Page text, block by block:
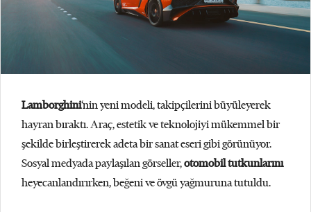
Lamborghini‘nin yeni modeli, takipçilerini büyüleyerek
hayran bıraktı. Araç, estetik ve teknolojiyi mükemmel bir
şekilde birleştirerek adeta bir sanat eseri gibi görünüyor.
Sosyal medyada paylaşılan görseller,otomobil tutkunlarını
heyecanlandırırken, beğeni ve övgü yağmuruna tutuldu.